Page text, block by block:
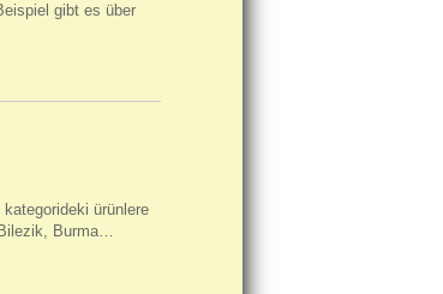
gibt es über
ürünlere
Burma…